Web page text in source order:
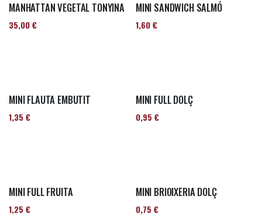
MANHATTAN VEGETAL TONYINA
35,00€
MINI SANDWICH SALMÓ
1,60€
MINI FLAUTA EMBUTIT
1,35 €
MINI FULL DOLÇ
0,95 €
MINI FULL FRUITA
1,25 €
MINI BRIOIXERIA DOLÇ
0,75 €